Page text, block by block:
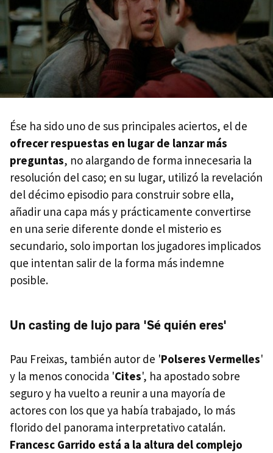
Ése ha sido uno de sus principales aciertos, el de
ofrecer respuestas en lugar de lanzar más
preguntas, no alargando de forma innecesaria la
resolución del caso; en su lugar, utilizó la revelación
del décimo episodio para construir sobre ella,
añadir una capa más y prácticamente convertirse
en una serie diferente donde el misterio es
secundario, solo importan los jugadores implicados
que intentan salir de la forma más indemne
posible.
Un casting de lujo para 'Sé quién eres'
Pau Freixas, también autor de 'Polseres Vermelles'
y la menos conocida 'Cites', ha apostado sobre
seguro y ha vuelto a reunir a una mayoría de
actores con los que ya había trabajado, lo más
florido del panorama interpretativo catalán.
Francesc Garrido está a la altura del complejo